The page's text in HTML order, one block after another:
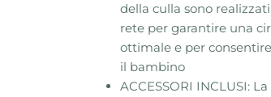
della culla sono
rete per garantire una
ottimale e per
il bambino
ACCESSORI INCLUSI: